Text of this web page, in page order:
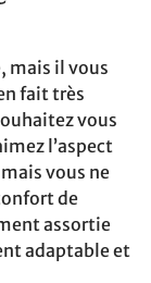
mais il vous
fait très
vous
l’aspect
vous ne
de
assortie
adaptable et